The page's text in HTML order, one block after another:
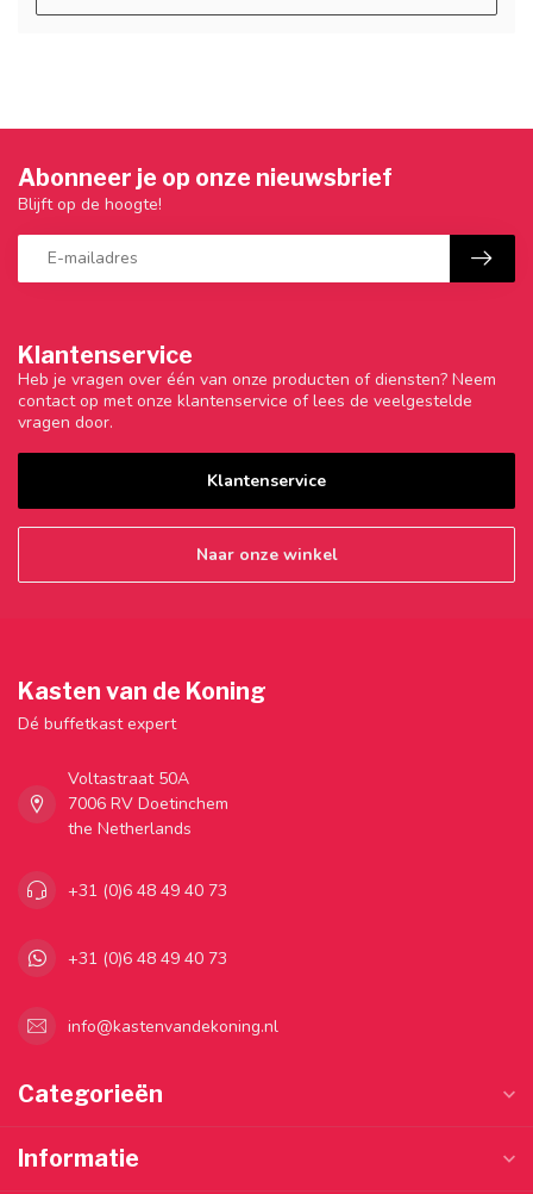
Klantenservice
Heb je vragen over één van onze producten of diensten? Neem
contact op met onze klantenservice of lees de veelgestelde
vragen door.
Klantenservice
Naar onze winkel
Abonneer je op onze nieuwsbrief
Blijft op de hoogte!
Kasten van de Koning
Dé buffetkast expert
Voltastraat 50A
7006 RV Doetinchem
the Netherlands
+31 (0)6 48 49 40 73
+31 (0)6 48 49 40 73
info@kastenvandekoning.nl
Categorieën
Informatie